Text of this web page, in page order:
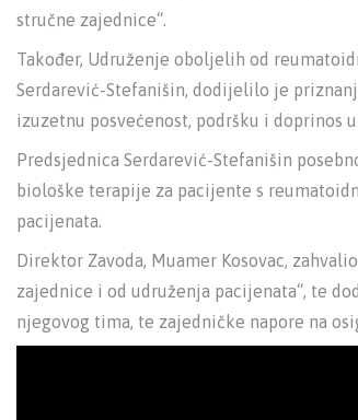
stručne zajednice“.
Također, Udruženje oboljelih od
Serdarević-Stefanišin, dodijelilo je
izuzetnu posvećenost, podršku i
Predsjednica Serdarević-Stefanišin
biološke terapije za pacijente s
pacijenata.
Direktor Zavoda, Muamer Kosovac,
zajednice i od udruženja pacijenata“, te
njegovog tima, te zajedničke napore na